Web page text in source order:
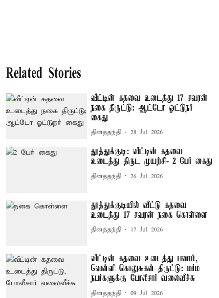
Related Stories
வீட்டின் கதவை உடைத்து 17 சவரன்
நகை திருட்டு: ஆட்டோ ஓட்டுநர்
கைது
தினத்தந்தி 28 Jul 2026
தூத்துக்குடி: வீட்டின் கதவை
உடைத்து திருட முயற்சி- 2 பேர் கைது
தினத்தந்தி 26 Jul 2026
தூத்துக்குடியில் வீட்டு கதவை
உடைத்து 17 சவரன் நகை கொள்ளை
தினத்தந்தி 17 Jul 2026
வீட்டின் கதவை உடைத்து பணம்,
வெள்ளி கொலுசுகள் திருட்டு: மர்ம
நபர்களுக்கு போலீசார் வலைவீச்சு
தினத்தந்தி 09 Jul 2026